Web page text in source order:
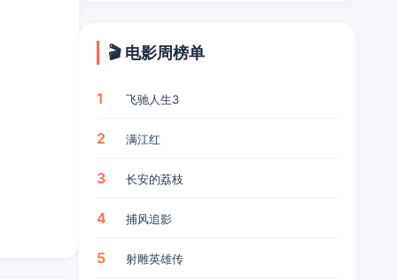
🎬 电影周榜单
1 飞驰人生3
2 满江红
3 长安的荔枝
4 捕风追影
5 射雕英雄传